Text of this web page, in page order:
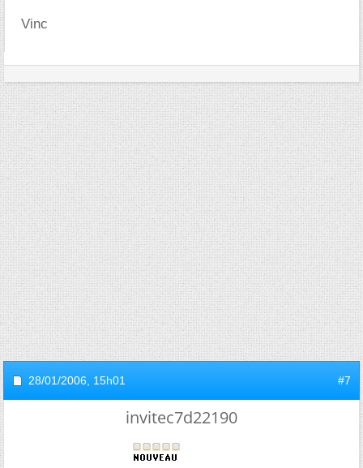
Vinc
28/01/2006, 15h01 #7
invitec7d22190